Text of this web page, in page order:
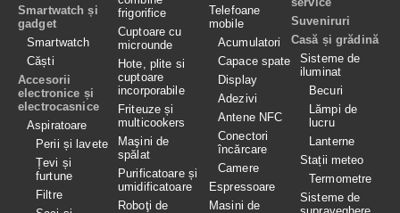
Smartwatch și
gadget
Smartwatch
Căști
Accesorii
electronice și
electrocasnice
Aspiratoare
Perii și lavete
Țevi și
furtune
Filtre
frigorifice
Cuptoare cu
microunde
Hote, plite si
cuptoare
incorporabile
Friteuze și
multicookers
Maşini de
spălat
Purificatoare și
umidificatoare
Roboţi de
Telefoane
mobile
Acumulatori
Capace spate
Display
Adezivi
Antene NFC
Conectori
încărcare
Camere
Espressoare
Masini de
Suveniruri
Casă și grădină
Sisteme de
iluminat
Becuri
Lămpi de
lucru
Lanterne
Stații meteo
Termometre
Sisteme de